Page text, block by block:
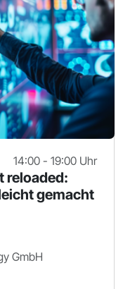
14:00 - 19:00 Uhr
reloaded:
gemacht
GmbH